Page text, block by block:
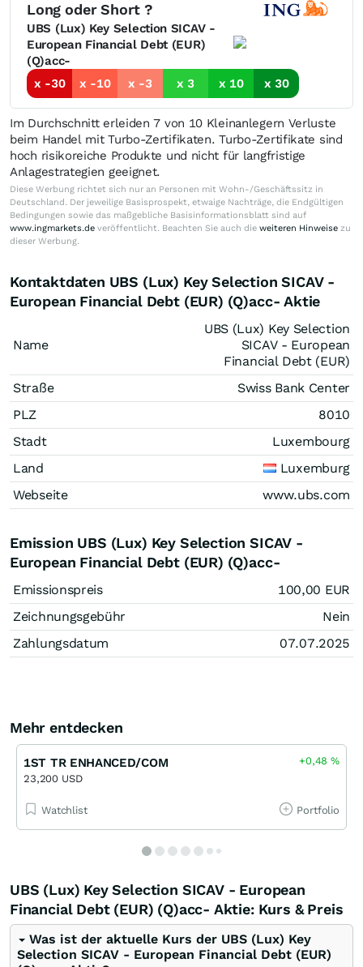
Long oder Short ?
UBS (Lux) Key Selection SICAV -
European Financial Debt (EUR)
(Q)acc-
x -30
x -10 x -3 x 3 x 10 x 30
Im Durchschnitt erleiden 7 von 10 Kleinanlegern Verluste
beim Handel mit Turbo-Zertifikaten. Turbo-Zertifikate sind
hoch risikoreiche Produkte und nicht für langfristige
Anlagestrategien geeignet.
Diese Werbung richtet sich nur an Personen mit Wohn-/Geschäftssitz in
Deutschland. Der jeweilige Basisprospekt, etwaige Nachträge, die Endgültigen
Bedingungen sowie das maßgebliche Basisinformationsblatt sind auf
www.ingmarkets.de veröffentlicht. Beachten Sie auch die weiteren Hinweise zu
dieser Werbung.
Kontaktdaten UBS (Lux) Key Selection SICAV -
European Financial Debt (EUR) (Q)acc- Aktie
Name
UBS (Lux) Key Selection
SICAV - European
Financial Debt (EUR)
Straße
Swiss Bank Center
PLZ
8010
Stadt
Luxembourg
Land
Luxemburg
Webseite
www.ubs.com
Emission UBS (Lux) Key Selection SICAV -
European Financial Debt (EUR) (Q)acc-
Emissionspreis 100,00 EUR
Zeichnungsgebühr
Nein
Zahlungsdatum
07.07.2025
Mehr entdecken
1ST TR ENHANCED/COM
23,200 USD
+0,48%
Watchlist Portfolio
UBS (Lux) Key Selection SICAV - European
Financial Debt (EUR) (Q)acc- Aktie: Kurs & Preis
Was ist der aktuelle Kurs der UBS (Lux) Key
Selection SICAV - European Financial Debt (EUR)